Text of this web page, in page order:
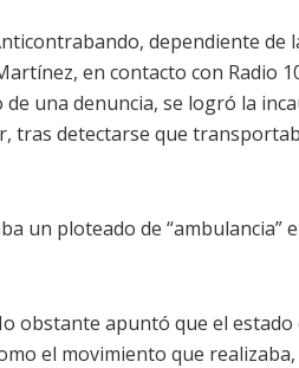
dependiente de
en contacto con Radio
una denuncia, se logró la
tras detectarse que
un ploteado de “ambulancia”
obstante apuntó que el estado
el movimiento que